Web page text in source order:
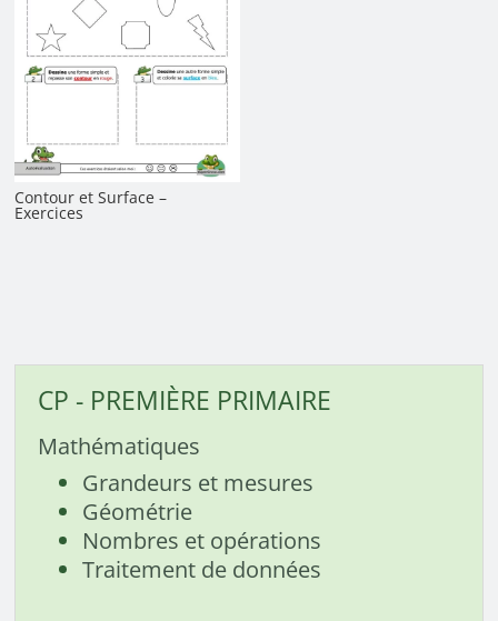
Contour et Surface –
Exercices
CP - PREMIÈRE PRIMAIRE
Mathématiques
Grandeurs et mesures
Géométrie
Nombres et opérations
Traitement de données